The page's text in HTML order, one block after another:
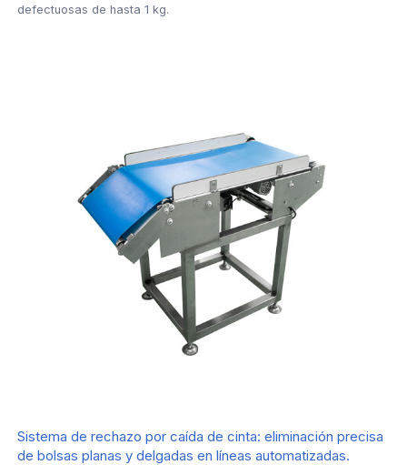
defectuosas de hasta 1 kg.
Sistema de rechazo por caída de cinta: eliminación precisa
de bolsas planas y delgadas en líneas automatizadas.